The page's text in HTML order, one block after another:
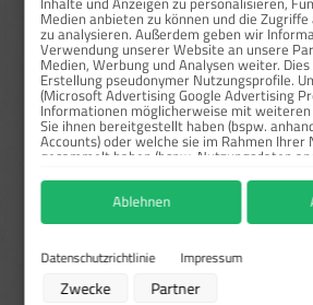
Sofort verfügbar, Lieferzeit: 1-3 Tage
Größeauswählen
297x105 mm
Materialauswählen
Alu
Folie
Reflektierendauswählen
Produkt Anzahl: Gib den gewünschten Wert ein oder
Medien anbieten zu können und die
zu analysieren. Außerdem geben wir
Verwendung unserer Website an unsere
Medien, Werbung und Analysen weiter.
Erstellung pseudonymer Nutzungsprofile.
(Microsoft Advertising Google Advertising
Informationen möglicherweise mit
Sie ihnen bereitgestellt haben (bspw.
Accounts) oder welche sie im Rahmen Ihrer
gesammelt haben (bspw. Nutzungsdaten
jederzeit widerrufen, indem Sie auf den
unten klicken und dort die entsprechenden
vornehmen.
Zwecke der Datenverarbeitung durch unsere
Verwendung reduzierter Daten zur Auswahl von
Datenschutzrichtlinie Impressum
Zwecke Partner
Ablehnen